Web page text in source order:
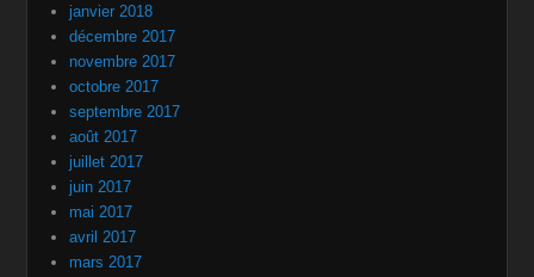
janvier 2018
décembre 2017
novembre 2017
octobre 2017
septembre 2017
août 2017
juillet 2017
juin 2017
mai 2017
avril 2017
mars 2017